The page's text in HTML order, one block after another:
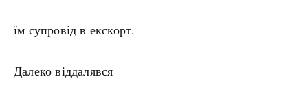
їм супровід в екскорт.
Далеко віддалявся